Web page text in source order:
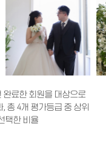
완료한 회원을 대상으로
총 4개 평가등급 중 상위
택한 비율